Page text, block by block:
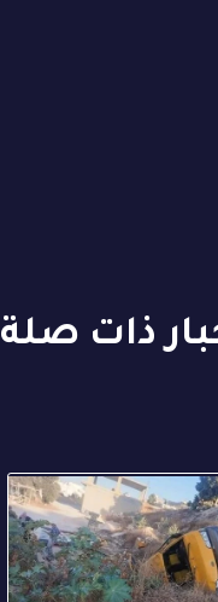
ذات صلة